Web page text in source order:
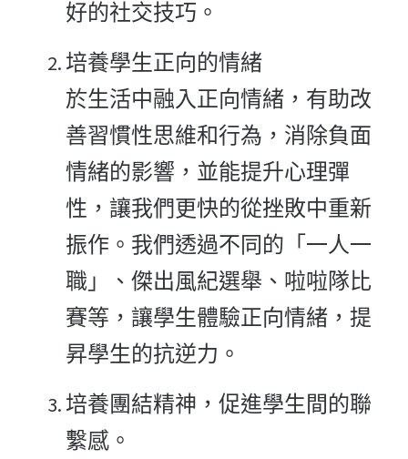
好的社交技巧。
培養學生正向的情緒
於生活中融入正向情緒，有助改
善習慣性思維和行為，消除負面
情緒的影響，並能提升心理彈
性，讓我們更快的從挫敗中重新
振作。我們透過不同的「一人一
職」、傑出風紀選舉、啦啦隊比
賽等，讓學生體驗正向情緒，提
昇學生的抗逆力。
培養團結精神，促進學生間的聯
繫感。